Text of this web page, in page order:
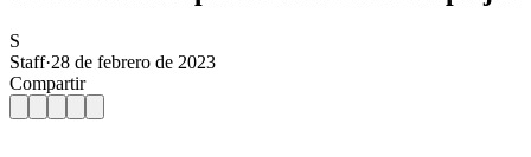
S
Staff·28 de febrero de 2023
Compartir